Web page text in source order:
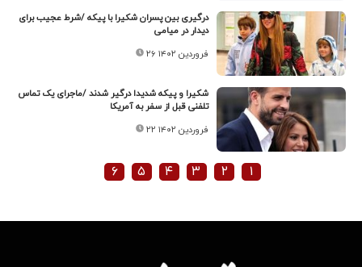
درگیری بین پسران شکیرا با پیکه /شرط عجیب برای
دیدار در میامی
۲۶ فروردین ۱۴۰۲
شکیرا و پیکه شدیدا درگیر شدند /ماجرای یک تماس
تلفنی قبل از سفر به آمریکا
۲۲ فروردین ۱۴۰۲
۱ ۲ ۳ ۴ ۵ ۶